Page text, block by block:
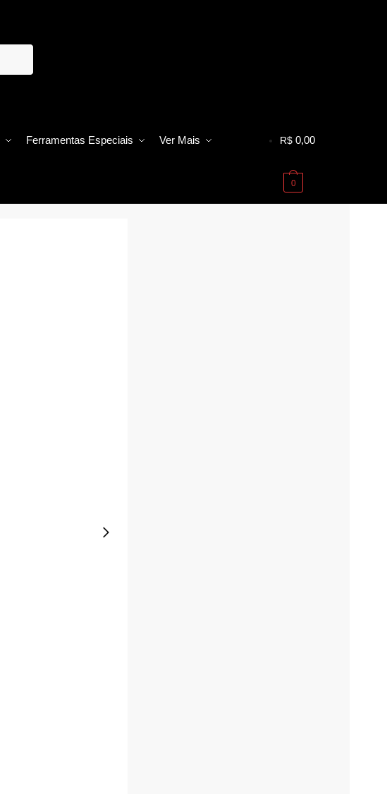
Ferramentas Especiais Ver Mais R$0,00
0